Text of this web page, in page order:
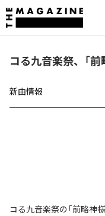
コる九音楽祭、「
新曲情報
コる九音楽祭の「前略神